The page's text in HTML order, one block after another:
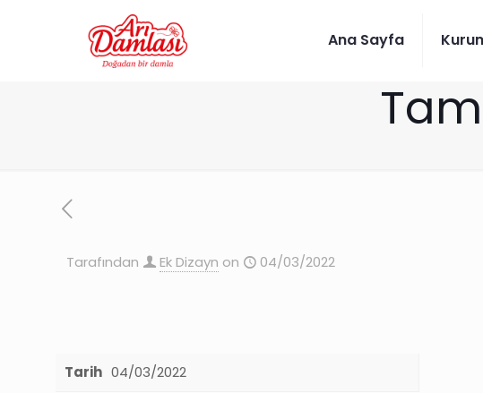
Ana Sayfa
Tarafından Ek Dizayn on 04/03/2022
Tarih 04/03/2022